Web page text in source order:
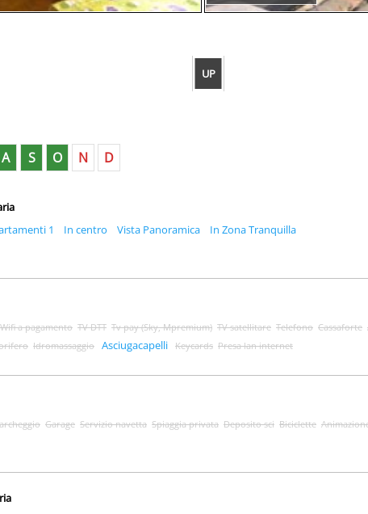
UP
A S O N D
1 In centro Vista Panoramica In Zona Tranquilla
Wifi a pagamento TV DTT Tv pay (Sky, Mpremium) TV satellitare Telefono Cassaforte
Idromassaggio Asciugacapelli Keycards Presa lan internet
Garage Servizio navetta Spiaggia privata Deposito sci Biciclette